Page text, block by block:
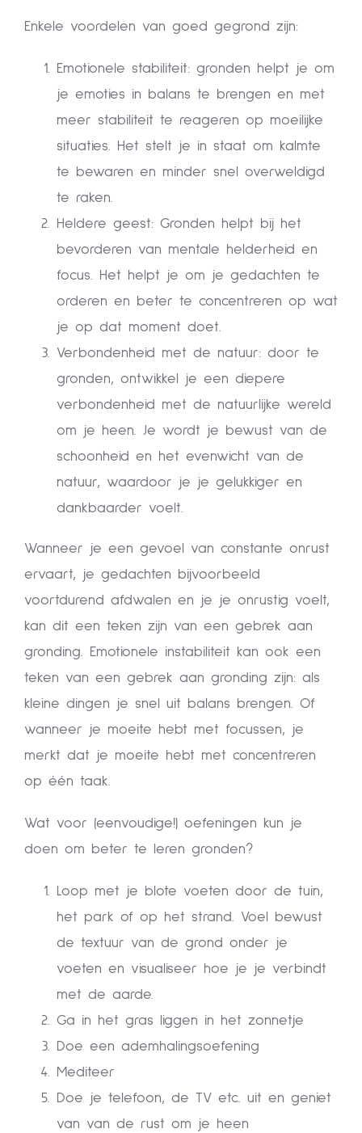
Enkele voordelen van goed gegrond zijn:
Emotionele stabiliteit: gronden helpt je om
je emoties in balans te brengen en met
meer stabiliteit te reageren op moeilijke
situaties. Het stelt je in staat om kalmte
te bewaren en minder snel overweldigd
te raken.
Heldere geest: Gronden helpt bij het
bevorderen van mentale helderheid en
focus. Het helpt je om je gedachten te
orderen en beter te concentreren op wat
je op dat moment doet.
Verbondenheid met de natuur: door te
gronden, ontwikkel je een diepere
verbondenheid met de natuurlijke wereld
om je heen. Je wordt je bewust van de
schoonheid en het evenwicht van de
natuur, waardoor je je gelukkiger en
dankbaarder voelt.
Wanneer je een gevoel van constante onrust
ervaart, je gedachten bijvoorbeeld
voortdurend afdwalen en je je onrustig voelt,
kan dit een teken zijn van een gebrek aan
gronding. Emotionele instabiliteit kan ook een
teken van een gebrek aan gronding zijn: als
kleine dingen je snel uit balans brengen. Of
wanneer je moeite hebt met focussen, je
merkt dat je moeite hebt met concentreren
op één taak.
Wat voor (eenvoudige!) oefeningen kun je
doen om beter te leren gronden?
Loop met je blote voeten door de tuin,
het park of op het strand. Voel bewust
de textuur van de grond onder je
voeten en visualiseer hoe je je verbindt
met de aarde.
Ga in het gras liggen in het zonnetje
Doe een ademhalingsoefening
Mediteer
Doe je telefoon, de TV etc. uit en geniet
van van de rust om je heen